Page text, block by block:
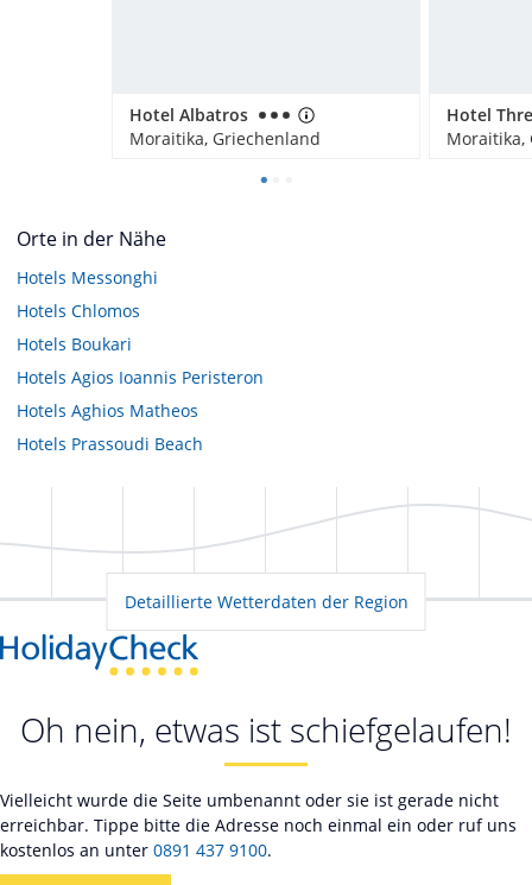
Hotel Albatros
Moraitika, Griechenland
Moraitika,
Orte in der Nähe
Hotels Messonghi
Hotels Chlomos
Hotels Boukari
Hotels Agios Ioannis Peristeron
Hotels Aghios Matheos
Hotels Prassoudi Beach
Detaillierte Wetterdaten der Region
Oh nein, etwas ist schiefgelaufen!
Vielleicht wurde die Seite umbenannt oder sie ist gerade nicht
erreichbar. Tippe bitte die Adresse noch einmal ein oder ruf uns
kostenlos an unter 0891 437 9100.